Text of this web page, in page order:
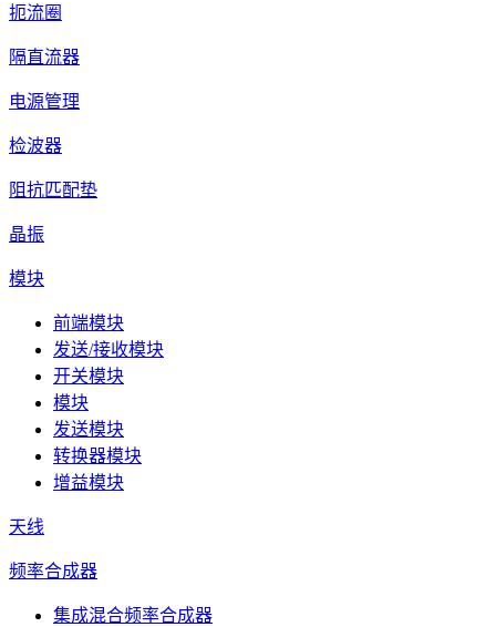
扼流圈
隔直流器
电源管理
检波器
阻抗匹配垫
晶振
模块
前端模块
发送/接收模块
开关模块
模块
发送模块
转换器模块
增益模块
天线
频率合成器
集成混合频率合成器